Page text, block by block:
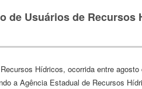
de Usuários de Recursos
Hídricos, ocorrida entre
a Agência Estadual de Recursos